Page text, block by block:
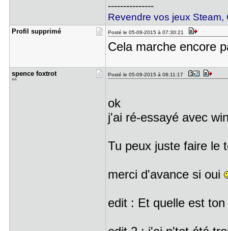
---------------
Revendre vos jeux Steam,
Profil sup​primé Posté le 05-09-2015 à 07:30:21
Cela marche encore
spence fox​trot
^^
Posté le 05-09-2015 à 08:11:17
ok
j'ai ré-essayé avec
Tu peux juste faire le
merci d'avance si oui
edit : Et quelle est